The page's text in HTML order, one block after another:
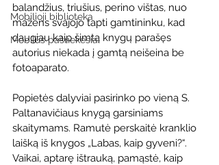
Mobilioji biblioteka
Mobilūs pašnekesiai
balandžius, triušius, perino vištas, nuo
mažens svajojo tapti gamtininku, kad
daugiau kaip šimtą knygų parašęs
autorius niekada į gamtą neišeina be
fotoaparato.
Popietės dalyviai pasirinko po vieną S.
Paltanavičiaus knygą garsiniams
skaitymams. Ramutė perskaitė kranklio
laišką iš knygos „Labas, kaip gyveni?“.
Vaikai, aptarę ištrauką, pamąstė, kaip